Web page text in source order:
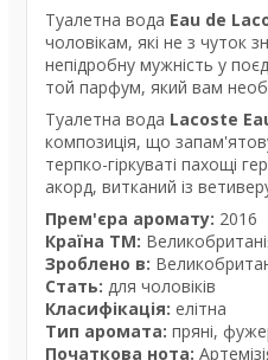
Туалетна вода Eau de
чоловікам, які не з чуток
непідробну мужність у
той парфум, який вам
Туалетна вода Lacoste
композиція, що
терпко-гіркуваті пахощі
акорд, витканий із
Прем'єра аромату: 2016
Країна ТМ:
Зроблено в:
Стать: для чоловіків
Класифікація: елітна
Тип аромата: пряні,
Початкова нота: